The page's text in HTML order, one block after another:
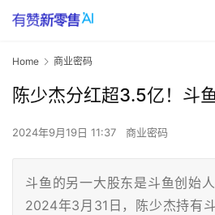
Home 商业密码
陈少杰分红超3.5亿！斗
2024年9月19日 11:37 商业密码
斗鱼的另一大股东是斗鱼创始
2024年3月31日，陈少杰持有